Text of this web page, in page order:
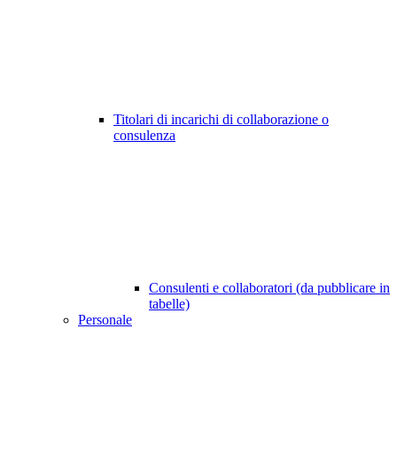
Titolari di incarichi di collaborazione o
consulenza
Consulenti e collaboratori (da pubblicare in
tabelle)
Personale